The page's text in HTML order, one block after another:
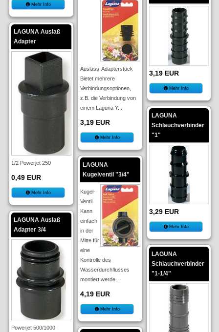
Mehr Info
LAGUNA Auslaß
Adapter
1/2 Powerjet 250
0,49 EUR
Mehr Info
LAGUNA Auslaß
Adapter 3/4
Powerjet 500/1000
Auslass-Adapterstück
Bietet mehrere
Verbindungsoptionen,
z.B. die Verbindung von
einem Laguna Y...
3,19 EUR
Mehr Info
LAGUNA
Kugelventil "3/4"
Kugel-
Ventil
Kann
einfach
in der
Mitte für
eine
Kontrolle des
Wasserdurchflusses
montiert werde...
4,19 EUR
Mehr Info
3,19 EUR
Mehr Info
LAGUNA
Schlauchverbinder
"1"
3,29 EUR
Mehr Info
LAGUNA
Schlauchverbinder
"1-1/4"